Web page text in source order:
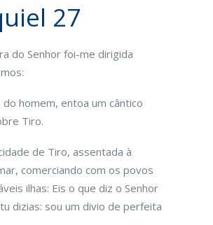
27
do Senhor foi-me dirigida
homem, entoa um cântico
Tiro.
de Tiro, assentada à
comerciando com os povos
ilhas: Eis o que diz o Senhor
dizias: sou um divio de perfeita